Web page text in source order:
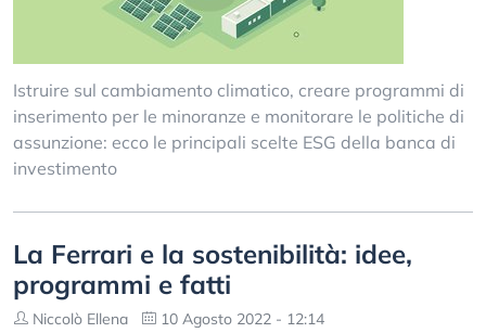
Istruire sul cambiamento climatico, creare programmi di
inserimento per le minoranze e monitorare le politiche di
assunzione: ecco le principali scelte ESG della banca di
investimento
La Ferrari e la sostenibilità: idee,
programmi e fatti
Niccolò Ellena 10 Agosto 2022 - 12:14